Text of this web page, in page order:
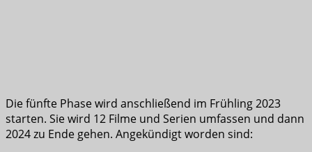
Die fünfte Phase wird anschließend im Frühling 2023
starten. Sie wird 12 Filme und Serien umfassen und dann
2024 zu Ende gehen. Angekündigt worden sind: